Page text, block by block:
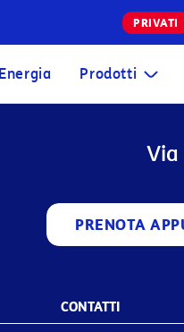
PRIVATI
Energia Prodotti
Via
PRENOTA
CONTATTI